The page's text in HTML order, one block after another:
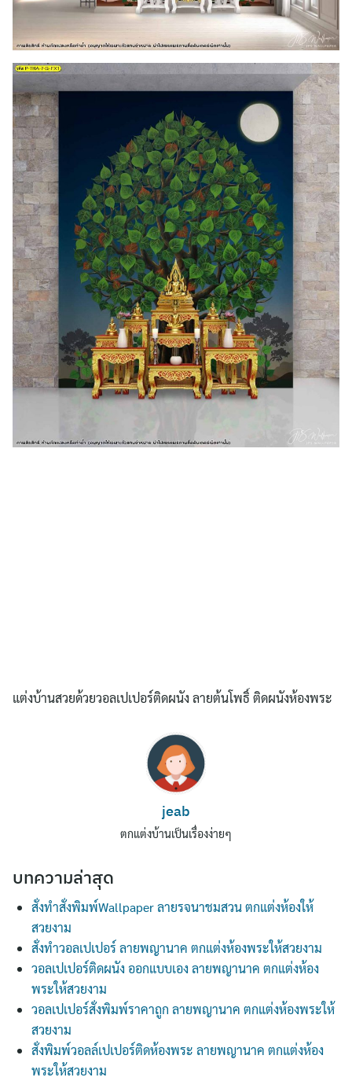
แต่งบ้านสวยด้วยวอลเปเปอร์ติดผนัง ลายต้นโพธิ์ ติดผนังห้องพระ
jeab
ตกแต่งบ้านเป็นเรื่องง่ายๆ
บทความล่าสุด
สั่งทำสั่งพิมพ์Wallpaper ลายรจนาชมสวน ตกแต่งห้องให้
สวยงาม
สั่งทำวอลเปเปอร์ ลายพญานาค ตกแต่งห้องพระให้สวยงาม
วอลเปเปอร์ติดผนัง ออกแบบเอง ลายพญานาค ตกแต่งห้อง
พระให้สวยงาม
วอลเปเปอร์สั่งพิมพ์ราคาถูก ลายพญานาค ตกแต่งห้องพระให้
สวยงาม
สั่งพิมพ์วอลล์เปเปอร์ติดห้องพระ ลายพญานาค ตกแต่งห้อง
พระให้สวยงาม